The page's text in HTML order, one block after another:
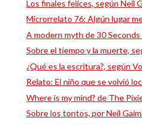
Los finales felices, según Neil
Microrrelato 76: Algún lugar
A modern myth de 30
Sobre el tiempo y la muerte,
¿Qué es la escritura?, según
Relato: El niño que se volvió
Where is my mind? de The
Sobre los tontos, por Neil